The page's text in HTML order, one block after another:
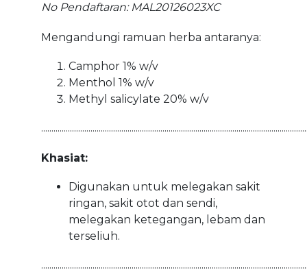
No Pendaftaran: MAL20126023XC
Mengandungi ramuan herba antaranya:
Camphor 1% w/v
Menthol 1% w/v
Methyl salicylate 20% w/v
Khasiat:
Digunakan untuk melegakan sakit
ringan, sakit otot dan sendi,
melegakan ketegangan, lebam dan
terseliuh.